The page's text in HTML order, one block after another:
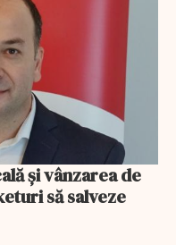
și vânzarea de
să salveze